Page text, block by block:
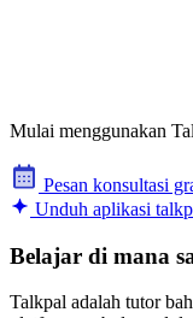
Mulai menggunakan
Pesan konsultasi
Unduh aplikasi
Belajar di mana
Talkpal adalah tutor